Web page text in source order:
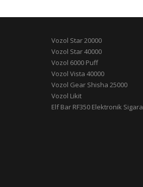
Vozol Star 20000
Vozol Star 40000
Vozol 6000 Puff
Vozol Vista 40000
Vozol Gear Shisha 25000
Vozol Likit
Elf Bar RF350 Elektronik Sigara